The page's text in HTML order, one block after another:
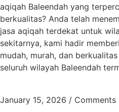
aqiqah Baleendah yang
berkualitas? Anda telah
jasa aqiqah terdekat untuk
sekitarnya, kami hadir
mudah, murah, dan
seluruh wilayah Baleendah
January 15, 2026 / Comments